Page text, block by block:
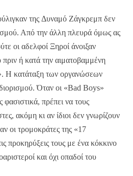
της Δυναμό Ζάγκρεμπ δεν
. Από την άλλη πλευρά όμως ας
οι αδελφοί Ξηροί άνοιξαν
πριν ή κατά την αιματοβαμμένη
Η κατάταξη των οργανώσεων
.Όταν οι «Bad Boys»
φασιστικά, πρέπει να τους
, ακόμη κι αν ίδιοι δεν γνωρίζουν
οι τρομοκράτες της «17
προκηρύξεις τους με ένα κόκκινο
και όχι οπαδοί του